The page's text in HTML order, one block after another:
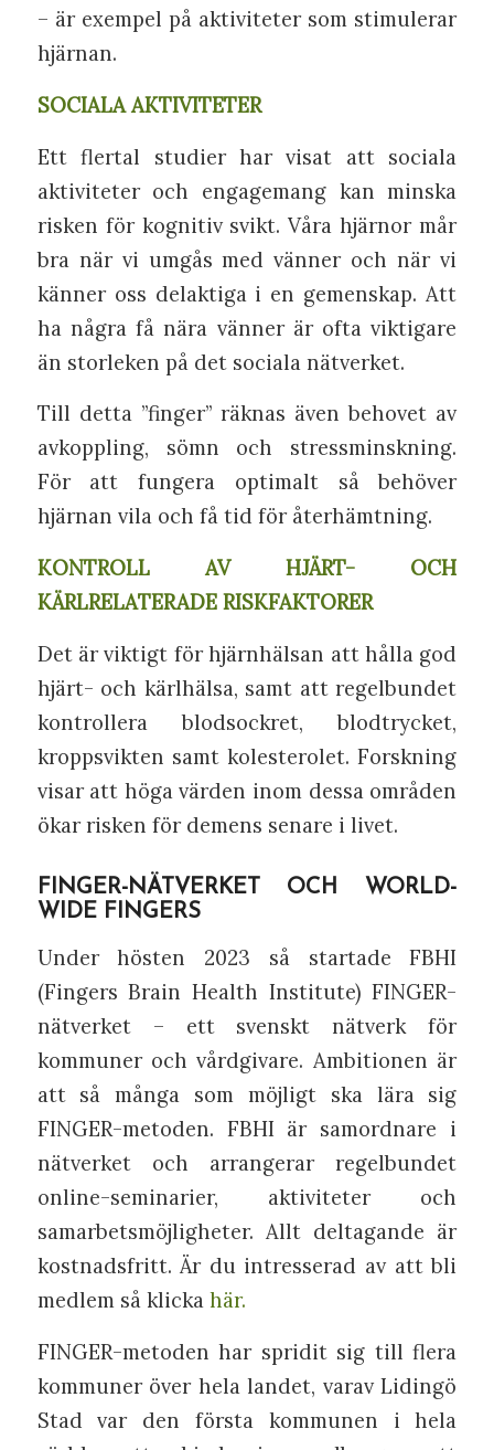
– är exempel på aktiviteter som stimulerar
hjärnan.
SOCIALA AKTIVITETER
Ett flertal studier har visat att sociala
aktiviteter och engagemang kan minska
risken för kognitiv svikt. Våra hjärnor mår
bra när vi umgås med vänner och när vi
känner oss delaktiga i en gemenskap. Att
ha några få nära vänner är ofta viktigare
än storleken på det sociala nätverket.
Till detta ”finger” räknas även behovet av
avkoppling, sömn och stressminskning.
För att fungera optimalt så behöver
hjärnan vila och få tid för återhämtning.
KONTROLL AV HJÄRT- OCH
KÄRLRELATERADE RISKFAKTORER
Det är viktigt för hjärnhälsan att hålla god
hjärt- och kärlhälsa, samt att regelbundet
kontrollera blodsockret, blodtrycket,
kroppsvikten samt kolesterolet. Forskning
visar att höga värden inom dessa områden
ökar risken för demens senare i livet.
FINGER-NÄTVERKET OCH WORLD-
WIDE FINGERS
Under hösten 2023 så startade FBHI
(Fingers Brain Health Institute) FINGER-
nätverket – ett svenskt nätverk för
kommuner och vårdgivare. Ambitionen är
att så många som möjligt ska lära sig
FINGER-metoden. FBHI är samordnare i
nätverket och arrangerar regelbundet
online-seminarier, aktiviteter och
samarbetsmöjligheter. Allt deltagande är
kostnadsfritt. Är du intresserad av att bli
medlem så klicka här.
FINGER-metoden har spridit sig till flera
kommuner över hela landet, varav Lidingö
Stad var den första kommunen i hela